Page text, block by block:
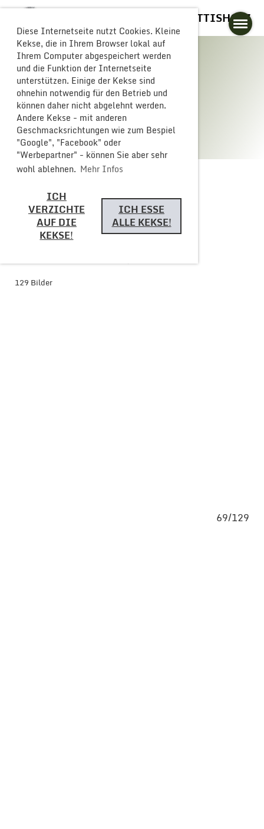
Diese Internetseite nutzt Cookies. Kleine
Kekse, die in Ihrem Browser lokal auf
Ihrem Computer abgespeichert werden
und die Funktion der Internetseite
unterstützen. Einige der Kekse sind
ohnehin notwendig für den Betrieb und
können daher nicht abgelehnt werden.
Andere Kekse - mit anderen
Geschmacksrichtungen wie zum Bespiel
"Google", "Facebook" oder
"Werbepartner" - können Sie aber sehr
wohl ablehnen. Mehr Infos
ICH
VERZICHTE
AUF DIE
KEKSE!
ICH ESSE
ALLE KEKSE!
GLOGGERESCHRÄNZER BUTTISHOLZ
Galerie
Zurück
129 Bilder
69/129